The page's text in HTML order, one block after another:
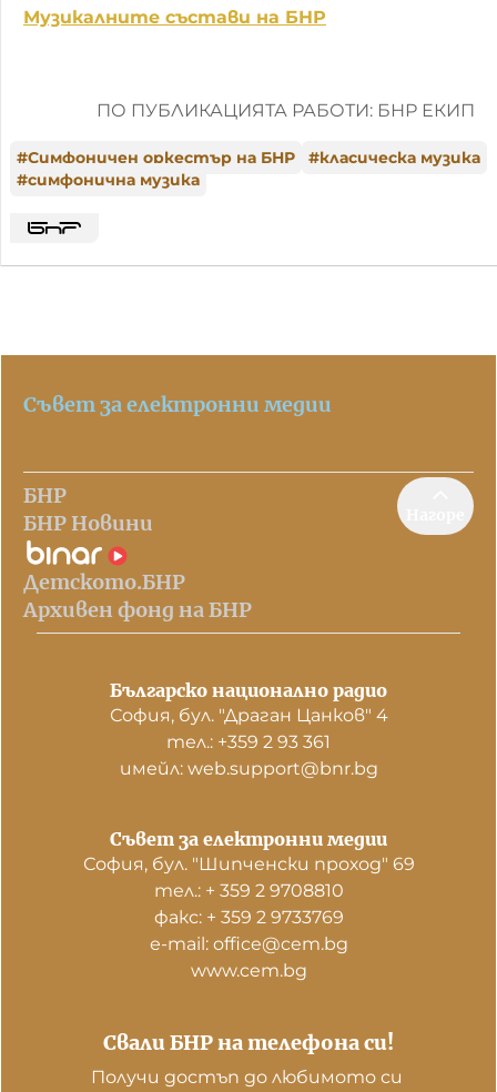
Музикалните състави на БНР
ПО ПУБЛИКАЦИЯТА РАБОТИ: БНР ЕКИП
#Симфоничен оркестър на БНР #класическа музика
#симфонична музика
Съвет за електронни медии
БНР
БНР Новини
Детското.БНР
Архивен фонд на БНР
Българско национално радио
София, бул. "Драган Цанков" 4
тел.: +359 2 93 361
имейл: web.support@bnr.bg
Свали БНР на телефона си!
Получи достъп до любимото си
Съвет за електронни медии
София, бул. "Шипченски проход" 69
тел.: + 359 2 9708810
факс: + 359 2 9733769
е-mail: office@cem.bg
www.cem.bg